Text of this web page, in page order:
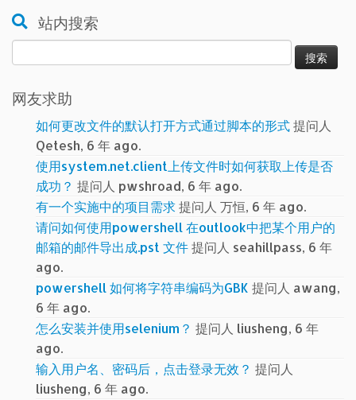
站内搜索
索：
网友求助
如何更改文件的默认打开方式通过脚本的形式提问人
Qetesh, 6 年 ago.
使用system.net.client上传文件时如何获取上传是否
成功？ 提问人 pwshroad, 6 年 ago.
有一个实施中的项目需求提问人 万恒, 6 年 ago.
请问如何使用powershell 在outlook中把某个用户的
邮箱的邮件导出成.pst 文件提问人 seahillpass, 6 年
ago.
powershell 如何将字符串编码为GBK 提问人 awang,
6 年 ago.
怎么安装并使用selenium？ 提问人 liusheng, 6 年
ago.
输入用户名、密码后，点击登录无效？ 提问人
liusheng, 6 年 ago.